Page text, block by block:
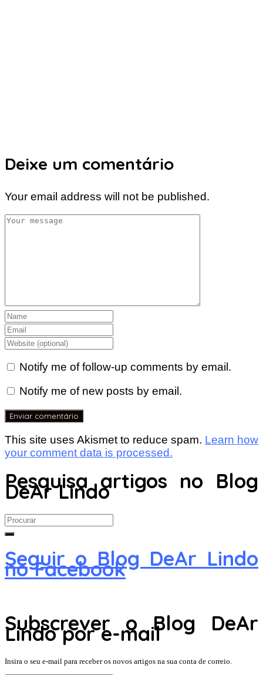
Deixe um comentário
Your email address will not be published.
Notify me of follow-up comments by email.
Notify me of new posts by email.
This site uses Akismet to reduce spam. Learn how
your comment data is processed.
Pesquisa artigos no Blog
DeAr Lindo
Search
for:
Seguir o Blog DeAr Lindo
no Facebook
Subscrever o Blog DeAr
Lindo por e-mail
Insira o seu e-mail para receber os novos artigos na sua conta de correio.